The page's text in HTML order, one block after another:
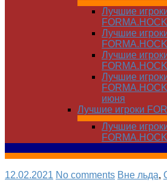
Лучшие
Лучшие
Лучшие
Лучшие
июня
Лучшие игроки
Лучшие
12.02.2021 No comments Вне льда,